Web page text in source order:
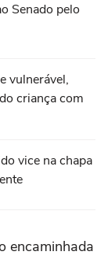
Senado pelo
vulnerável,
criança com
vice na chapa
encaminhada